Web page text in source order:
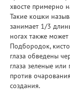
хвосте примерно
Такие кошки
занимает 1/3
ногах также
Подбородок,
глаза обведены
глаза зеленые
против
создания.